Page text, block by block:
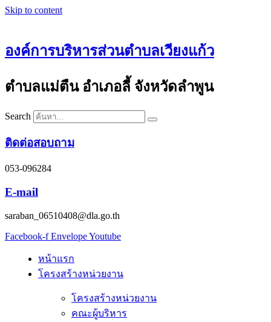
Skip to content
องค์การบริหารส่วนตำบลเวียงแก้ว
ตำบลแม่ตืน อำเภอลี้ จังหวัดลำพูน
Search
ติดต่อสอบถาม
053-096284
E-mail
saraban_06510408@dla.go.th
Facebook-f EnvelopeYoutube
หน้าแรก
โครงสร้างหน่วยงาน
โครงสร้างหน่วยงาน
คณะผู้บริหาร